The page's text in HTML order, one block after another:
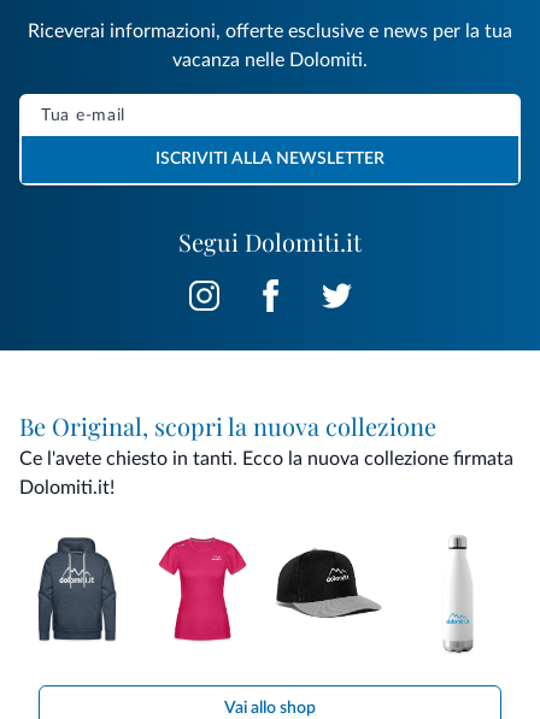
Segui Dolomiti.it
Riceverai informazioni, offerte esclusive e news per la tua
vacanza nelle Dolomiti.
ISCRIVITI ALLA NEWSLETTER
Be Original, scopri la nuova collezione
Ce l'avete chiesto in tanti. Ecco la nuova collezione firmata
Dolomiti.it!
Vai allo shop